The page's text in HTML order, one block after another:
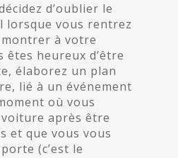
d’oublier le
lorsque vous rentrez
à votre
êtes heureux d’être
élaborez un plan
lié à un événement
où vous
après être
et que vous vous
(c’est le